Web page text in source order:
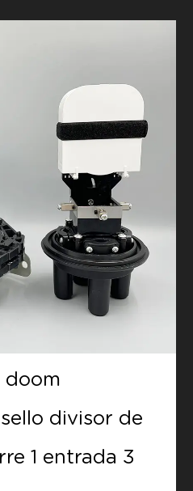
divisor de
1 entrada 3